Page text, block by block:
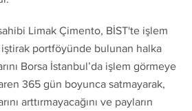
Limak Çimento, BİST'te işlem
portföyünde bulunan halka
Borsa İstanbul’da işlem görmeye
365 gün boyunca satmayarak,
arttırmayacağını ve payların